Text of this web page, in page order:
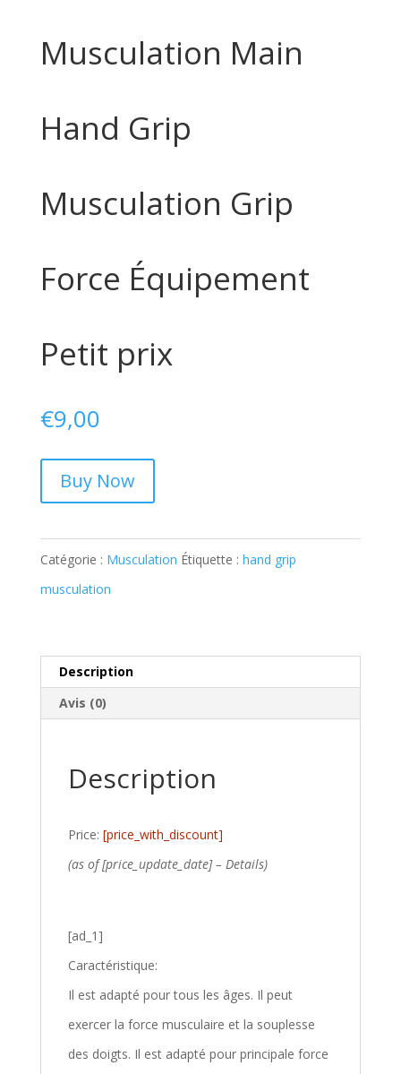
Musculation Main
Hand Grip
Musculation Grip
Force Équipement
Petit prix
€9,00
Buy Now
Catégorie : Musculation Étiquette : hand grip
musculation
Description
Avis (0)
Description
Price: [price_with_discount]
(as of [price_update_date] – Details)
[ad_1]
Caractéristique:
Il est adapté pour tous les âges. Il peut
exercer la force musculaire et la souplesse
des doigts. Il est adapté pour principale force